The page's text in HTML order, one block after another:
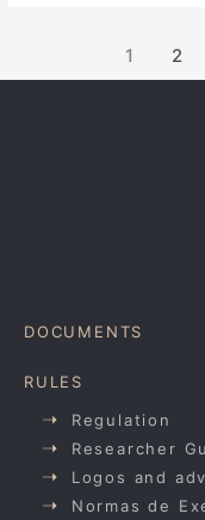
1 2
DOCUMENTS
RULES
Regulation
Researcher
Logos and
Normas de